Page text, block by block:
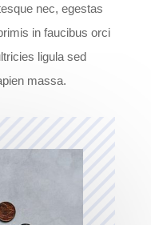
nec, egestas
in faucibus orci
ligula sed
massa.